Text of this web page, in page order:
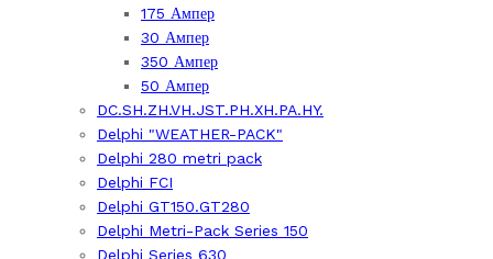
175 Ампер
30 Ампер
350 Ампер
50 Ампер
DC.SH.ZH.VH.JST.PH.XH.PA.HY.
Delphi "WEATHER-PACK"
Delphi 280 metri pack
Delphi FCI
Delphi GT150.GT280
Delphi Metri-Pack Series 150
Delphi Series 630